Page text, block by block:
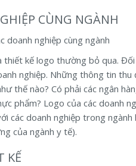
CÙNG NGÀNH
kế logo thường bỏ qua.
nghiệp. Những thông tin
thế nào? Có phải các ngân
phẩm? Logo của các doanh
các doanh nghiệp trong
của ngành y tế).
KẾ